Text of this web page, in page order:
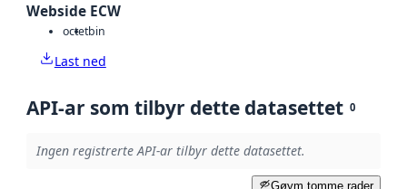
Webside ECW
octetbin
Last ned
API-ar som tilbyr dette datasettet 0
Ingen registrerte API-ar tilbyr dette datasettet.
Gøym tomme rader